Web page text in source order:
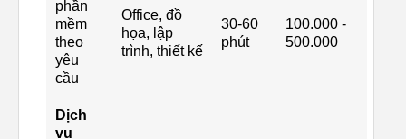
phần
mềm
theo
yêu
cầu
Office, đồ
họa, lập
trình, thiết kế
30-60
phút
100.000 -
500.000
Dịch
vụ